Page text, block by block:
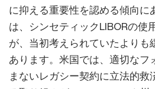
に抑える重要性を認める傾向に
は、シンセティックLIBORの使
が、当初考えられていたよりも
あります。米国では、適切なフ
まないレガシー契約に立法的救